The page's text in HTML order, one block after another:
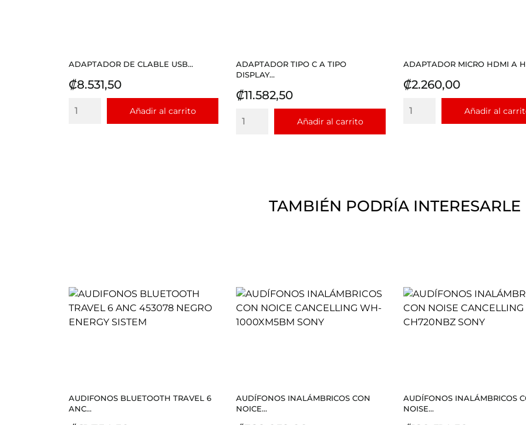
ADAPTADOR DE CLABLE USB...
Precio
₡8.531,50
Añadir al carrito
ADAPTADOR TIPO C A TIPO
DISPLAY...
Precio
₡11.582,50
Añadir al carrito
ADAPTADOR MICRO HDMI A
Precio
₡2.260,00
Añadir al
TAMBIÉN PODRÍA INTERESARLE
AUDIFONOS BLUETOOTH TRAVEL 6
ANC...
AUDÍFONOS INALÁMBRICOS CON
NOICE...
AUDÍFONOS INALÁMBRICOS
NOISE...